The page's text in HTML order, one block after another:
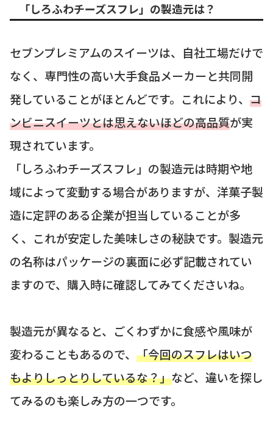
「しろふわチーズスフレ」の製造元は？
セブンプレミアムのスイーツは、自社工場だけで
なく、専門性の高い大手食品メーカーと共同開
発していることがほとんどです。これにより、 コ
ンビニスイーツとは思えないほどの高品質が実
現されています。
「しろふわチーズスフレ」の製造元は時期や地
域によって変動する場合がありますが、洋菓子製
造に定評のある企業が担当していることが多
く、これが安定した美味しさの秘訣です。製造元
の名称はパッケージの裏面に必ず記載されてい
ますので、購入時に確認してみてくださいね。
製造元が異なると、ごくわずかに食感や風味が
変わることもあるので、 「今回のスフレはいつ
もよりしっとりしているな？」など、違いを探し
てみるのも楽しみ方の一つです。